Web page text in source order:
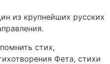
из крупнейших русских
стих,
Фета, стихи